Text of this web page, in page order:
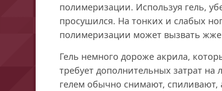
полимеризации. Используя гель,
просушился. На тонких и слабых
полимеризации может вызвать
Гель немного дороже акрила,
требует дополнительных затрат
гелем обычно снимают,